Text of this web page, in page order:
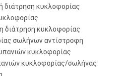
διάτρηση κυκλοφορίας
διάτρηση κυκλοφορίας
σωλήνων αντίστροφη
κυκλοφορίας
κυκλοφορίας/σωλήνας